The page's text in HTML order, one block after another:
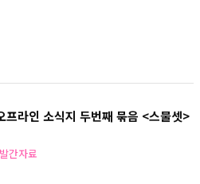
프라인 소식지 두번째 묶음 <스물셋>
간자료